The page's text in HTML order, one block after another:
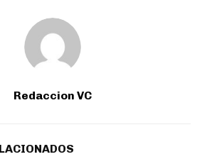
Redaccion VC